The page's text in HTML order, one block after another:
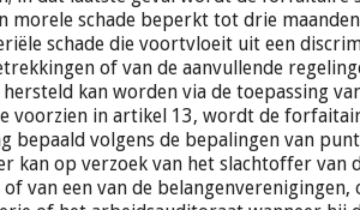
morele schade beperkt tot drie
schade die voortvloeit uit een
of van de aanvullende
kan worden via de toepassing
voorzien in artikel 13, wordt de
bepaald volgens de bepalingen van
kan op verzoek van het slachtoffer van
van een van de belangenverenigingen,